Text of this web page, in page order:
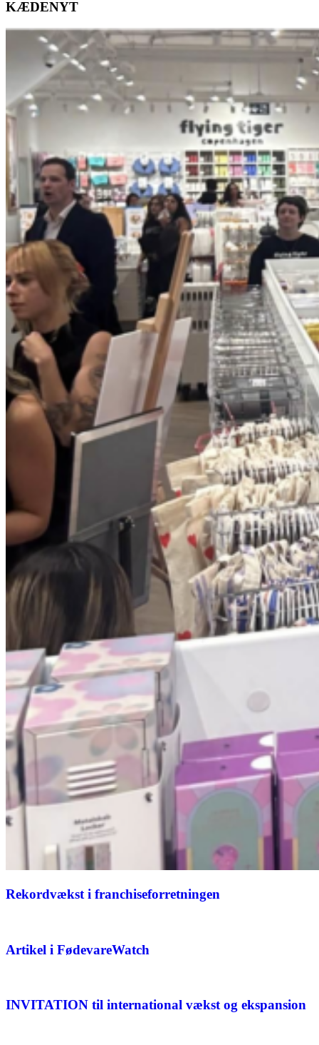
KÆDENYT
Rekordvækst i franchiseforretningen
Artikel i FødevareWatch
INVITATION til international vækst og ekspansion